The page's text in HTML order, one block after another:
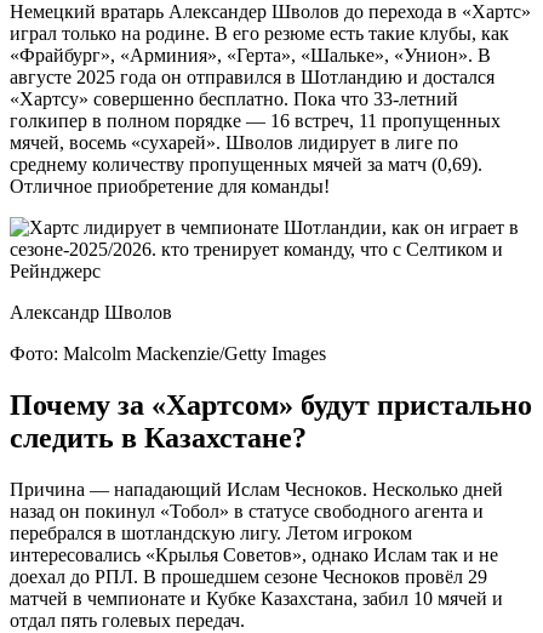
Немецкий вратарь Александер Шволов до перехода в «Хартс»
играл только на родине. В его резюме есть такие клубы, как
«Фрайбург», «Арминия», «Герта», «Шальке», «Унион». В
августе 2025 года он отправился в Шотландию и достался
«Хартсу» совершенно бесплатно. Пока что 33-летний
голкипер в полном порядке — 16 встреч, 11 пропущенных
мячей, восемь «сухарей». Шволов лидирует в лиге по
среднему количеству пропущенных мячей за матч (0,69).
Отличное приобретение для команды!
Александр Шволов
Фото: Malcolm Mackenzie/Getty Images
Почему за «Хартсом» будут пристально
следить в Казахстане?
Причина — нападающий Ислам Чесноков. Несколько дней
назад он покинул «Тобол» в статусе свободного агента и
перебрался в шотландскую лигу. Летом игроком
интересовались «Крылья Советов», однако Ислам так и не
доехал до РПЛ. В прошедшем сезоне Чесноков провёл 29
матчей в чемпионате и Кубке Казахстана, забил 10 мячей и
отдал пять голевых передач.